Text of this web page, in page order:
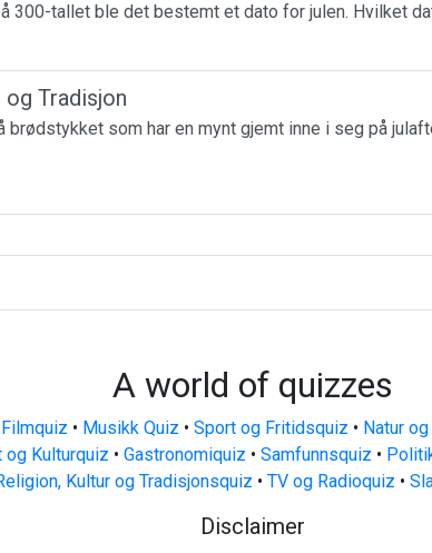
300-tallet ble det bestemt et dato for julen. Hvilket
og Tradisjon
brødstykket som har en mynt gjemt inne i seg på
A world of quizzes
Filmquiz • Musikk Quiz • Sport og Fritidsquiz • Natur
og Kulturquiz • Gastronomiquiz • Samfunnsquiz •
Kultur og Tradisjonsquiz • TV og Radioquiz •
Disclaimer